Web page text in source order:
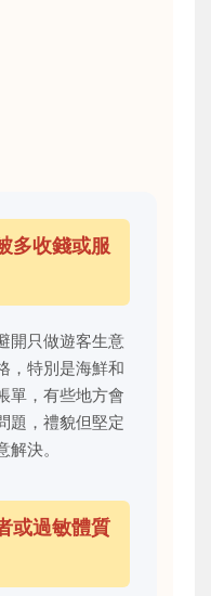
多收錢或服
開只做遊客生意
，特別是海鮮和
單，有些地方會
題，禮貌但堅定
決。
或過敏體質